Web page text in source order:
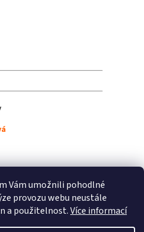
Vám umožnili pohodlné
provozu webu neustále
a použitelnost.Více informací